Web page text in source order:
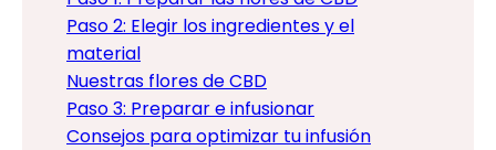
Paso 2: Elegir los ingredientes y el
material
Nuestras flores de CBD
Paso 3: Preparar e infusionar
Consejos para optimizar tu infusión